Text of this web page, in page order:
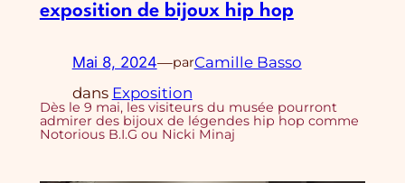
exposition de bijoux hip hop
Mai 8, 2024—parCamille Basso
dans Exposition
Dès le 9 mai, les visiteurs du musée pourront
admirer des bijoux de légendes hip hop comme
Notorious B.I.G ou Nicki Minaj